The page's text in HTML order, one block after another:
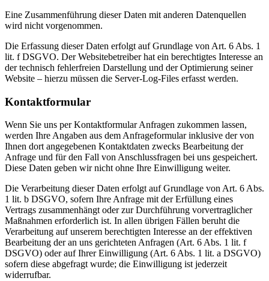
Eine Zusammenführung dieser Daten mit anderen Datenquellen
wird nicht vorgenommen.
Die Erfassung dieser Daten erfolgt auf Grundlage von Art. 6 Abs. 1
lit. f DSGVO. Der Websitebetreiber hat ein berechtigtes Interesse an
der technisch fehlerfreien Darstellung und der Optimierung seiner
Website – hierzu müssen die Server-Log-Files erfasst werden.
Kontaktformular
Wenn Sie uns per Kontaktformular Anfragen zukommen lassen,
werden Ihre Angaben aus dem Anfrageformular inklusive der von
Ihnen dort angegebenen Kontaktdaten zwecks Bearbeitung der
Anfrage und für den Fall von Anschlussfragen bei uns gespeichert.
Diese Daten geben wir nicht ohne Ihre Einwilligung weiter.
Die Verarbeitung dieser Daten erfolgt auf Grundlage von Art. 6 Abs.
1 lit. b DSGVO, sofern Ihre Anfrage mit der Erfüllung eines
Vertrags zusammenhängt oder zur Durchführung vorvertraglicher
Maßnahmen erforderlich ist. In allen übrigen Fällen beruht die
Verarbeitung auf unserem berechtigten Interesse an der effektiven
Bearbeitung der an uns gerichteten Anfragen (Art. 6 Abs. 1 lit. f
DSGVO) oder auf Ihrer Einwilligung (Art. 6 Abs. 1 lit. a DSGVO)
sofern diese abgefragt wurde; die Einwilligung ist jederzeit
widerrufbar.